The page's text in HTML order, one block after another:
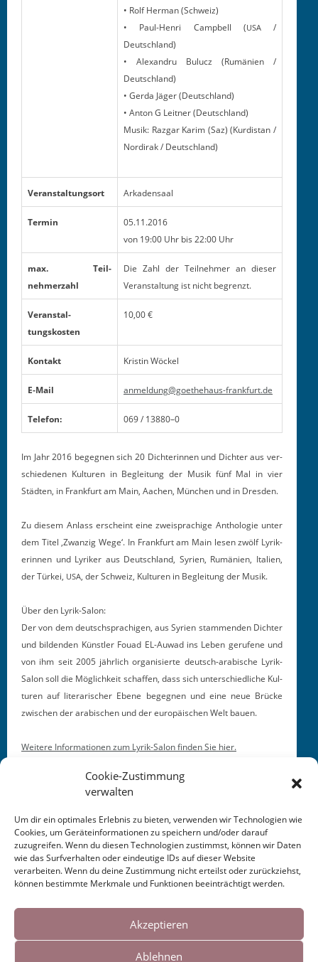
Cookies helfen uns bei der Bereitstellung
unserer Inhalte und Dienste. Durch die
weitere Nutzung der Webseite stimmen Sie
der Verwendung von Cookies zu.
Cookie-Zustimmung
verwalten
Um dir ein optimales Erlebnis zu bieten, verwenden wir Technologien wie
Cookies, um Geräteinformationen zu speichern und/oder darauf
zuzugreifen. Wenn du diesen Technologien zustimmst, können wir Daten
wie das Surfverhalten oder eindeutige IDs auf dieser Website
verarbeiten. Wenn du deine Zustimmung nicht erteilst oder zurückziehst,
können bestimmte Merkmale und Funktionen beeinträchtigt werden.
Akzeptieren
Ablehnen
• Rolf Her­man (Schweiz)
• Paul-Hen­ri Camp­bell (USA/
Deutschland)
• Alexan­dru Bulucz (Rumänien /
Deutschland)
• Ger­da Jäger (Deutsch­land)
• Anton G Leit­ner (Deutsch­land)
Musik: Raz­gar Karim (Saz) (Kur­dis­tan /
Nordi­rak / Deutschland)
Ver­anstal­tung­sort Arkaden­saal
Ter­min
05.11.2016
von 19:00 Uhr bis 22:00 Uhr
max. Teil­
nehmerzahl
Die Zahl der Teil­nehmer an dieser
Ver­anstal­tung ist nicht begrenzt.
Ver­anstal­
tungskosten
10,00 €
Kon­takt Kristin Wöck­el
E‑Mail anmeldung@goethehaus-frankfurt.de
Tele­fon: 069 / 13880–0
Im Jahr 2016 begeg­nen sich 20 Dich­terin­nen und Dichter aus ver­
schiede­nen Kul­turen in Begleitung der Musik fünf Mal in vier
Städten, in Frank­furt am Main, Aachen, München und in Dresden.
Zu diesem Anlass erscheint eine zweis­prachige Antholo­gie unter
dem Titel ‚Zwanzig Wege‘. In Frank­furt am Main lesen zwölf Lyrik­
erin­nen und Lyrik­er aus Deutsch­land, Syrien, Rumänien, Ital­ien,
der Türkei, USA, der Schweiz, Kul­turen in Begleitung der Musik.
Über den Lyrik-Salon:
Der von dem deutschsprachi­gen, aus Syrien stam­menden Dichter
und bilden­den Kün­stler Fouad EL-Auwad ins Leben gerufene und
von ihm seit 2005 jährlich organ­isierte deutsch-ara­bis­che Lyrik-
Salon soll die Möglichkeit schaf­fen, dass sich unter­schiedliche Kul­
turen auf lit­er­arisch­er Ebene begeg­nen und eine neue Brücke
zwis­chen der ara­bis­chen und der europäis­chen Welt bauen.
Weit­ere Infor­ma­tio­nen zum Lyrik-Salon find­en Sie hier.
This entry was posted inKALENDER. Bookmark the
permalink.
Frankfurter Rundschau
2016
Unna: Preis für aufrechte
Literatur 2016→